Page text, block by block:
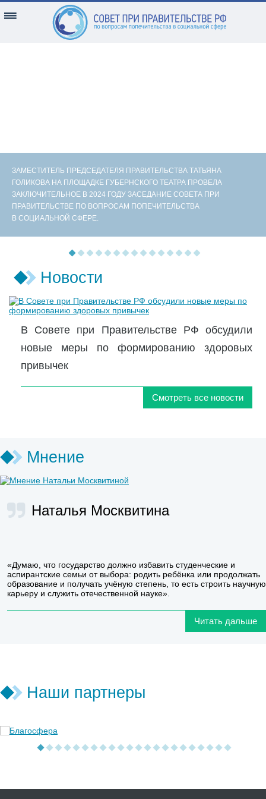
ЗАМЕСТИТЕЛЬ ПРЕДСЕДАТЕЛЯ ПРАВИТЕЛЬСТВА ТАТЬЯНА
ГОЛИКОВА НА ПЛОЩАДКЕ ГУБЕРНСКОГО ТЕАТРА ПРОВЕЛА
ЗАКЛЮЧИТЕЛЬНОЕ В 2024 ГОДУ ЗАСЕДАНИЕ СОВЕТА ПРИ
ПРАВИТЕЛЬСТВЕ ПО ВОПРОСАМ ПОПЕЧИТЕЛЬСТВА
В СОЦИАЛЬНОЙ СФЕРЕ.
Новости
В Совете при Правительстве РФ обсудили
новые меры по формированию здоровых
привычек
Смотреть все новости
Мнение
Наталья Москвитина
«Думаю, что государство должно избавить студенческие и
аспирантские семьи от выбора: родить ребёнка или продолжать
образование и получать учёную степень, то есть строить научную
карьеру и служить отечественной науке».
Читать дальше
Наши партнеры